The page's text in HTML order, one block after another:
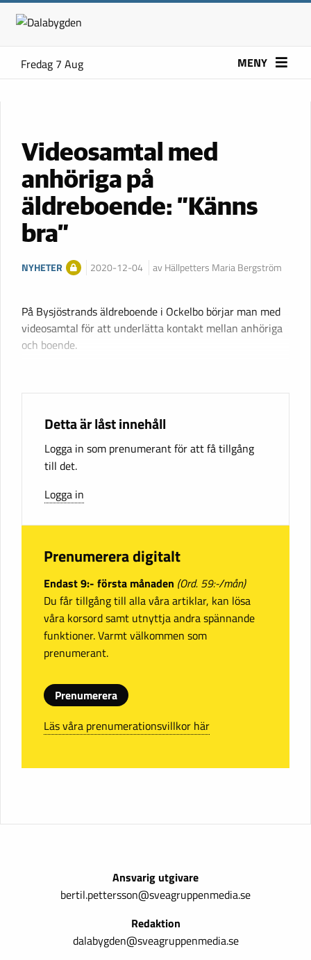
Fredag 7 Aug MENY
Videosamtal med
anhöriga på
äldreboende: ”Känns
bra”
NYHETER 2020-12-04 av Hällpetters Maria Bergström
På Bysjöstrands äldreboende i Ockelbo börjar man med
videosamtal för att underlätta kontakt mellan anhöriga
och boende.
Detta är låst innehåll
Logga in som prenumerant för att få tillgång
till det.
Logga in
Prenumerera digitalt
Endast 9:- första månaden (Ord. 59:-/mån)
Du får tillgång till alla våra artiklar, kan lösa
våra korsord samt utnyttja andra spännande
funktioner. Varmt välkommen som
prenumerant.
Prenumerera
Läs våra prenumerationsvillkor här
Ansvarig utgivare
bertil.pettersson@sveagruppenmedia.se
Redaktion
dalabygden@sveagruppenmedia.se